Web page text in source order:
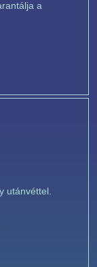
a
utánvéttel.